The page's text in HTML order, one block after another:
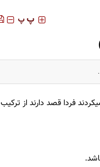
‍‍‍ پ پ
فردا قصد دارند از ترکیب